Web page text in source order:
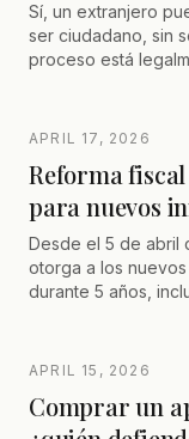
Sí, un extranjero
ser ciudadano, sin
proceso está
personal del 50%
residencia fiscal
detalla, paso a
compra no
APRIL 17, 2026
Reforma
para nuevos
Desde el 5 de abril
otorga a los
durante 5 años,
APRIL 15, 2026
Comprar un